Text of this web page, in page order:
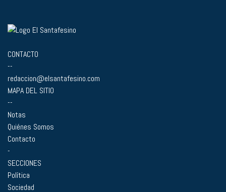
CONTACTO
--
redaccion@elsantafesino.com
MAPA DEL SITIO
--
Notas
Quiénes Somos
Contacto
-
SECCIONES
Política
Sociedad